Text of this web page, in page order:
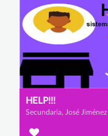
HELP!!!